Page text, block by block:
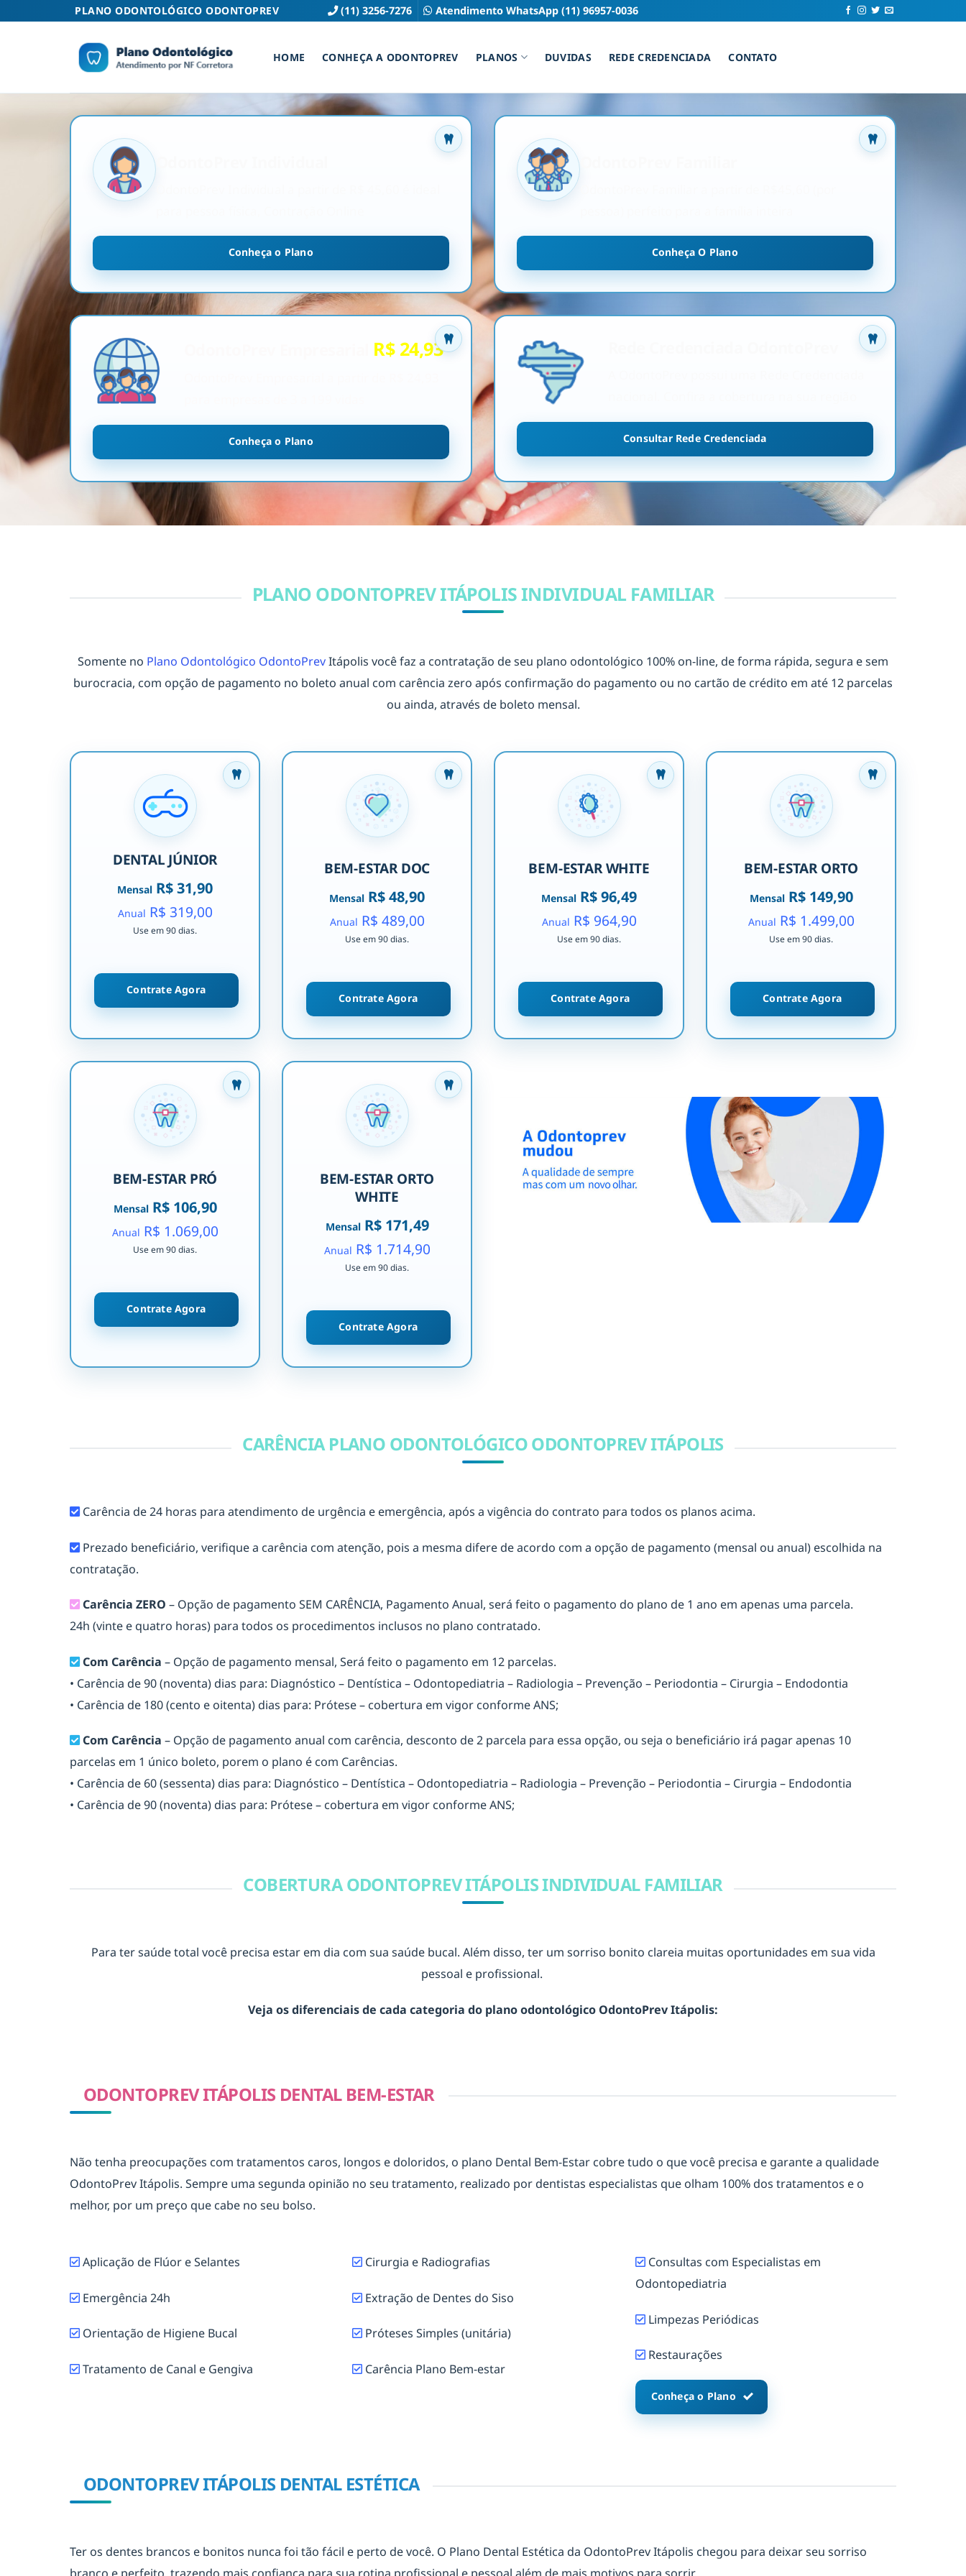
PLANO ODONTOLÓGICO ODONTOPREV (11) 3256-7276 Atendimento WhatsApp (11) 96957-0036
HOME CONHEÇA A ODONTOPREV PLANOS DUVIDAS REDE CREDENCIADA CONTATO
Conheça o Plano Conheça O Plano
R$ 24,93
Conheça o Plano Consultar Rede Credenciada
PLANO ODONTOPREV ITÁPOLIS INDIVIDUAL FAMILIAR
Somente no Plano Odontológico OdontoPrevItápolis você faz a contratação de seu plano odontológico 100% on-line, de forma rápida, segura e sem
burocracia, com opção de pagamento no boleto anual com carência zero após confirmação do pagamento ou no cartão de crédito em até 12 parcelas
ou ainda, através de boleto mensal.
DENTAL JÚNIOR
Mensal R$ 31,90
Anual R$ 319,00
Use em 90 dias.
Contrate Agora
BEM-ESTAR DOC
Mensal R$ 48,90
Anual R$ 489,00
Use em 90 dias.
Contrate Agora
BEM-ESTAR WHITE
Mensal R$ 96,49
Anual R$ 964,90
Use em 90 dias.
Contrate Agora
BEM-ESTAR ORTO
MensalR$ 149,90
Anual R$ 1.499,00
Use em 90 dias.
Contrate Agora
BEM-ESTAR PRÓ
MensalR$ 106,90
Anual R$ 1.069,00
Use em 90 dias.
Contrate Agora
BEM-ESTAR ORTO
WHITE
MensalR$ 171,49
Anual R$ 1.714,90
Use em 90 dias.
Contrate Agora
CARÊNCIA PLANO ODONTOLÓGICO ODONTOPREV ITÁPOLIS
Carência de 24 horas para atendimento de urgência e emergência, após a vigência do contrato para todos os planos acima.
Prezado beneficiário, verifique a carência com atenção, pois a mesma difere de acordo com a opção de pagamento (mensal ou anual) escolhida na
contratação.
Carência ZERO – Opção de pagamento SEM CARÊNCIA, Pagamento Anual, será feito o pagamento do plano de 1 ano em apenas uma parcela.
24h (vinte e quatro horas) para todos os procedimentos inclusos no plano contratado.
Com Carência – Opção de pagamento mensal, Será feito o pagamento em 12 parcelas.
• Carência de 90 (noventa) dias para: Diagnóstico – Dentística – Odontopediatria – Radiologia – Prevenção – Periodontia – Cirurgia – Endodontia
• Carência de 180 (cento e oitenta) dias para: Prótese – cobertura em vigor conforme ANS;
Com Carência – Opção de pagamento anual com carência, desconto de 2 parcela para essa opção, ou seja o beneficiário irá pagar apenas 10
parcelas em 1 único boleto, porem o plano é com Carências.
• Carência de 60 (sessenta) dias para: Diagnóstico – Dentística – Odontopediatria – Radiologia – Prevenção – Periodontia – Cirurgia – Endodontia
• Carência de 90 (noventa) dias para: Prótese – cobertura em vigor conforme ANS;
COBERTURA ODONTOPREV ITÁPOLIS INDIVIDUAL FAMILIAR
Para ter saúde total você precisa estar em dia com sua saúde bucal. Além disso, ter um sorriso bonito clareia muitas oportunidades em sua vida
pessoal e profissional.
Veja os diferenciais de cada categoria do plano odontológico OdontoPrev Itápolis:
ODONTOPREV ITÁPOLIS DENTAL BEM-ESTAR
Não tenha preocupações com tratamentos caros, longos e doloridos, o plano Dental Bem-Estar cobre tudo o que você precisa e garante a qualidade
OdontoPrev Itápolis. Sempre uma segunda opinião no seu tratamento, realizado por dentistas especialistas que olham 100% dos tratamentos e o
melhor, por um preço que cabe no seu bolso.
Aplicação de Flúor e Selantes
Emergência 24h
Orientação de Higiene Bucal
Tratamento de Canal e Gengiva
Cirurgia e Radiografias
Extração de Dentes do Siso
Próteses Simples (unitária)
Carência Plano Bem-estar
Consultas com Especialistas em
Odontopediatria
Limpezas Periódicas
Restaurações
Conheça o Plano
ODONTOPREV ITÁPOLIS DENTAL ESTÉTICA
Ter os dentes brancos e bonitos nunca foi tão fácil e perto de você. O Plano Dental Estética da OdontoPrev Itápolis chegou para deixar seu sorriso